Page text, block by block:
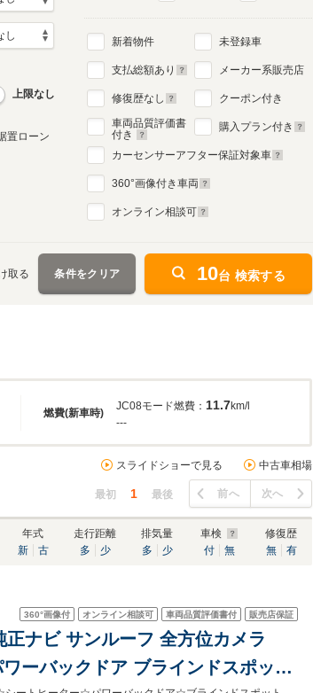
上限なし
置ローン
新着物件
支払総額あり
修復歴なし
車両品質評価書
付き
未登録車
メーカー系販売店
クーポン付き
購入プラン付き
カーセンサーアフター保証対象車
360°画像付き車両
オンライン相談可
取る 条件をクリア 10台 検索する
燃費(新車時)
JC08モード燃費： 11.7km/l
---
スライドショーで見る 中古車相場
最初 1 最後 前へ 次へ
年式
新
古
走行距離
多
少
排気量
多
少
車検
付
無
修復歴
無
有
360°画像付 オンライン相談可 車両品質評価書付 販売店保証
ナビ サンルーフ 全方位カメラ
ーバックドア ブラインドスポット